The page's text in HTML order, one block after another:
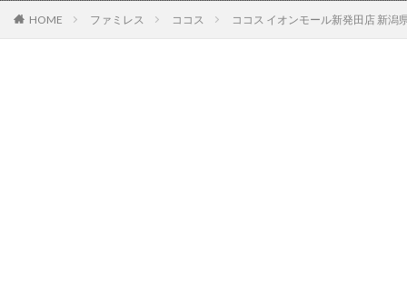
HOME ファミレス ココス ココス イオンモール新発田店 新潟
徳島県
香川県 愛媛県 高知県
福岡県
佐賀県
長崎県 熊本県 大分県
宮崎県